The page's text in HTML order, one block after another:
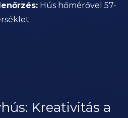
Hús hőmérővel 57-
Kreativitás a